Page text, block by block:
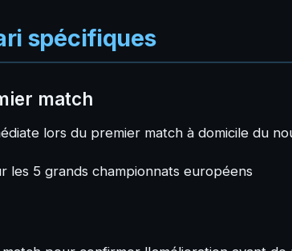
spécifiques
match
lors du premier match à domicile du
les 5 grands championnats européens